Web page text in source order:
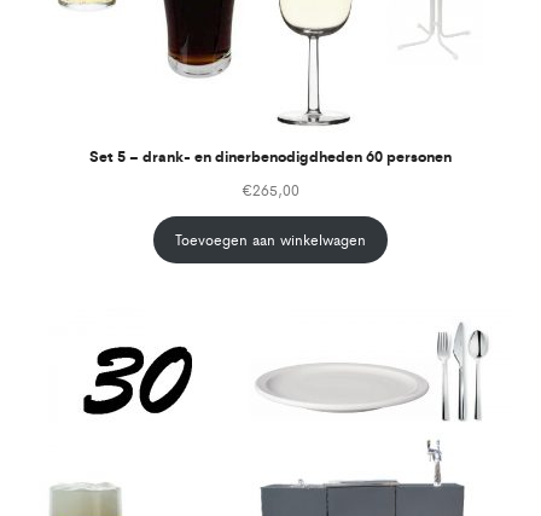
Set 5 – drank- en dinerbenodigdheden 60 personen
€265,00
Toevoegen aan winkelwagen